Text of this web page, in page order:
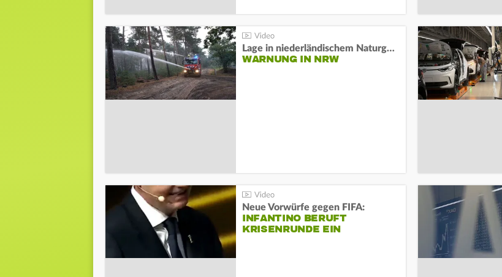
Lage in niederländischem Naturgebiet stabil
WARNUNG IN NRW
Neue Vorwürfe gegen FIFA:
INFANTINO BERUFT
KRISENRUNDE EIN